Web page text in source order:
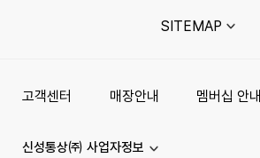
SITEMAP
고객센터 매장안내 멤버십 안내
신성통상㈜ 사업자정보